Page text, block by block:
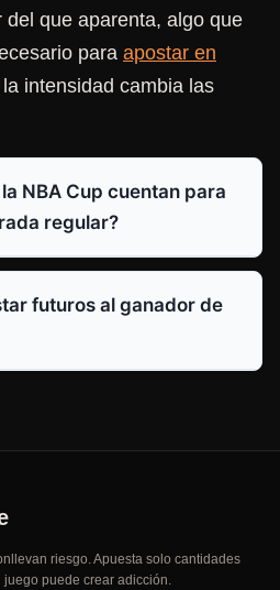
que aparenta, algo que
para apostar en
intensidad cambia las
NBA Cup cuentan para
regular?
futuros al ganador de
riesgo. Apuesta solo cantidades
puede crear adicción.